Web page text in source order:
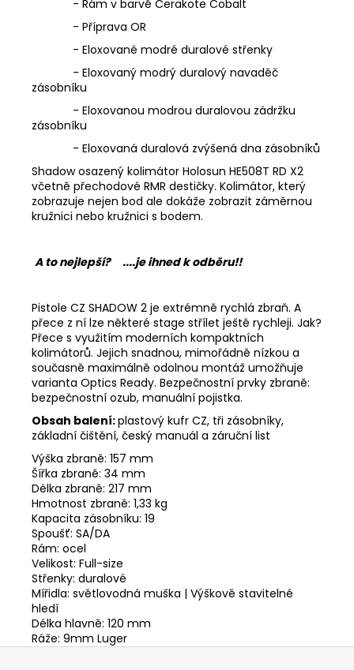
- Rám v barvě Cerakote Cobalt
- Příprava OR
- Eloxované modré duralové střenky
- Eloxovaný modrý duralový navaděč
zásobníku
- Eloxovanou modrou duralovou zádržku
zásobníku
- Eloxovaná duralová zvýšená dna zásobníků
Shadow osazený kolimátor Holosun HE508T RD X2
včetně přechodové RMR destičky. Kolimátor, který
zobrazuje nejen bod ale dokáže zobrazit záměrnou
kružnici nebo kružnici s bodem.
A to nejlepší? ....je ihned k odběru!!
Pistole CZ SHADOW 2 je extrémně rychlá zbraň. A
přece z ní lze některé stage střílet ještě rychleji. Jak?
Přece s využitím moderních kompaktních
kolimátorů. Jejich snadnou, mimořádně nízkou a
současně maximálně odolnou montáž umožňuje
varianta Optics Ready. Bezpečnostní prvky zbraně:
bezpečnostní ozub, manuální pojistka.
Obsah balení:plastový kufr CZ, tři zásobníky,
základní čištění, český manuál a záruční list
Výška zbraně: 157 mm
Šířka zbraně: 34 mm
Délka zbraně: 217 mm
Hmotnost zbraně: 1,33 kg
Kapacita zásobníku: 19
Spoušť: SA/DA
Rám: ocel
Velikost: Full-size
Střenky: duralové
Mířidla: světlovodná muška | Výškově stavitelné
hledí
Délka hlavně: 120 mm
Ráže: 9mm Luger
Z